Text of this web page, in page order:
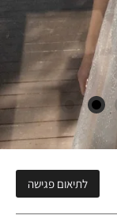
לתיאום פגישה